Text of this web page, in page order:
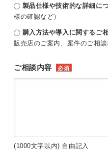
製品仕様や技術的な詳細に
様の確認など）
購入方法や導入に関するご
販売店のご案内、案件のご相談
ご相談内容 必須
(1000文字以内) 自由記入